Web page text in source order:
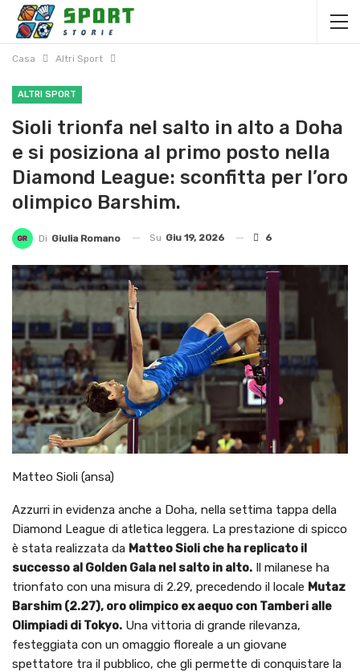
Casa Altri Sport
ALTRI SPORT
Sioli trionfa nel salto in alto a Doha
e si posiziona al primo posto nella
Diamond League: sconfitta per l’oro
olimpico Barshim.
Di Giulia Romano Su Giu 19, 2026 6
Matteo Sioli (ansa)
Azzurri in evidenza anche a Doha, nella settima tappa della
Diamond League di atletica leggera. La prestazione di spicco
è stata realizzata da Matteo Sioli che ha replicato il
successo al Golden Gala nel salto in alto. Il milanese ha
trionfato con una misura di 2.29, precedendo il locale Mutaz
Barshim (2.27), oro olimpico ex aequo con Tamberi alle
Olimpiadi di Tokyo. Una vittoria di grande rilevanza,
festeggiata con un omaggio floreale a un giovane
spettatore tra il pubblico, che gli permette di conquistare la